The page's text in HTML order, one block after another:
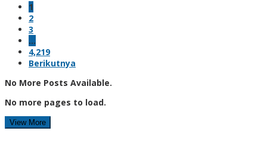
1
2
3
…
4,219
Berikutnya
No More Posts Available.
No more pages to load.
View More